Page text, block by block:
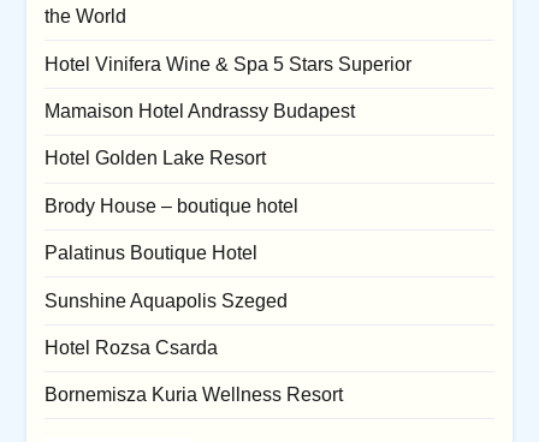
the World
Hotel Vinifera Wine & Spa 5 Stars Superior
Mamaison Hotel Andrassy Budapest
Hotel Golden Lake Resort
Brody House – boutique hotel
Palatinus Boutique Hotel
Sunshine Aquapolis Szeged
Hotel Rozsa Csarda
Bornemisza Kuria Wellness Resort